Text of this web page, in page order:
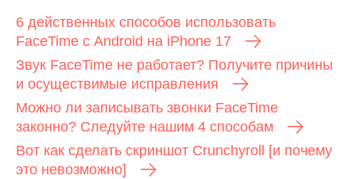
Шаг 1.
6 действенных способов использовать
FaceTime с Android на iPhone 17
Звук FaceTime не работает? Получите причины
и осуществимые исправления
Можно ли записывать звонки FaceTime
законно? Следуйте нашим 4 способам
Вот как сделать скриншот Crunchyroll [и почему
это невозможно]